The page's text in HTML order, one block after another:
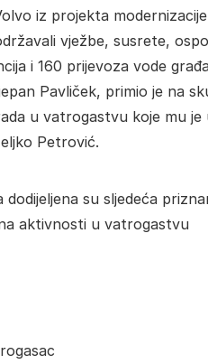
iz projekta
vježbe, susrete,
i 160 prijevoza vode
Pavliček, primio je na
u vatrogastvu koje mu je
Petrović.
su sljedeća
aktivnosti u vatrogastvu